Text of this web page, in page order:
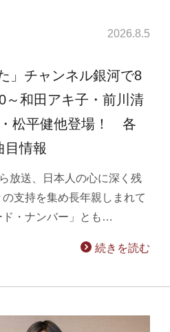
2026.8.5
」チャンネル銀河で8
和田アキ子・前川清
松平健他登場！ 各
目情報
放送、日本人の心に深く残
支持を集め長年親しまれて
ド・ナンバー」とも…
続きを読む